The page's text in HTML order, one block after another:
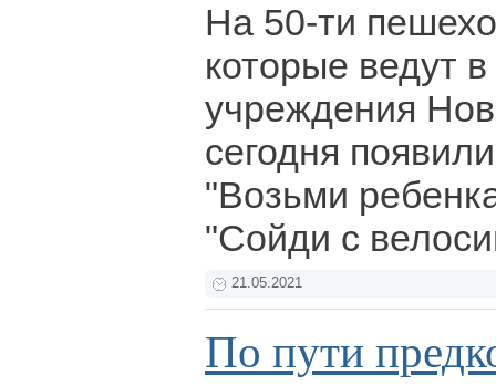
На 50-ти
которые ведут
учреждения
сегодня
"Возьми
"Сойди с
21.05.2021
По пути